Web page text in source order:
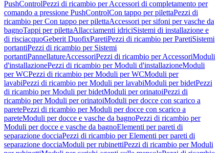
PushControlPezzi di ricambio per Accessori di completamento per
comando a pressione PushControlCon tappo per pilettaPezzi di
ricambio per Con tappo per pilettaAccessori per sifoni per vasche da
bagnoTappi per pilettaAllacciamenti idriciSistemi di installazione e
di risciacquoGeberit DuofixParetiPezzi di ricambio per ParetiSistemi
portantiPezzi di ricambio per Sistemi
portantiPannellatureAccessoriPezzi di ricambio per AccessoriModuli
d'installazionePezzi di ricambio per Moduli d'installazioneModuli
per WCPezzi di ricambio per Moduli per WCModuli per
lavabiPezzi di ricambio per Moduli per lavabiModuli per bidetPezzi
di ricambio per Moduli per bidetModuli per orinatoiPezzi di
ricambio per Moduli per orinatoiModuli per docce con scarico a
paretePezzi di ricambio per Moduli per docce con scarico a
pareteModuli per docce e vasche da bagnoPezzi di ricambio per
Moduli per docce e vasche da bagnoElementi per pareti di
separazione docciaPezzi di ricambio per Elementi per pareti di
separazione docciaModuli per rubinettiPezzi di ricambio per Moduli